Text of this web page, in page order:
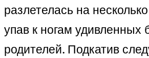
разлетелась на
упав к ногам удивленных
родителей. Подкатив